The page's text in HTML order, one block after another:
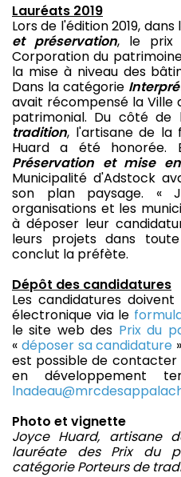
Lauréats 2019
Lors de l'édition 2019,
et préservation, le prix
Corporation du
la mise à niveau des
Dans la catégorie
avait récompensé la Ville
patrimonial. Du côté de
tradition, l'artisane de la
Huard a été honorée.
Préservation et mise
Municipalité d'Adstock
son plan paysage. «
organisations et les
à déposer leur
leurs projets dans
conclut la préfète.
Dépôt des candidatures
Les candidatures
électronique via le
le site web des Prix du
« déposer sa candidature
est possible de contacter
en développement
Photo et vignette
Joyce Huard, artisane
lauréate des Prix du
catégorie Porteurs de